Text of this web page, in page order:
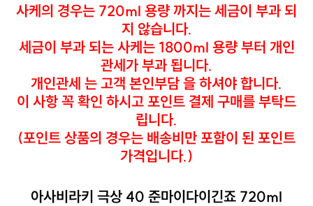
사케의 경우는 720ml 용량 까지는 세금이 부과 되
지 않습니다.
세금이 부과 되는 사케는 1800ml 용량 부터 개인
관세가 부과 됩니다.
개인관세 는 고객 본인부담 을 하셔야 합니다.
이 사항 꼭 확인 하시고 포인트 결제 구매를 부탁드
립니다.
(포인트 상품의 경우는 배송비만 포함이 된 포인트
가격입니다.)
아사비라키 극상 40 준마이다이긴죠 720ml